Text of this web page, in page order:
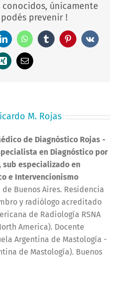
únicamente
prevenir !
LinkedInWhatsAppTumblrPinterestVk
Xing
Correo
electrónico
M. Rojas
de Diagnóstico Rojas -
en Diagnóstico por
sub especializado en
e Intervencionismo
Buenos Aires. Residencia
y radiólogo acreditado
de Radiología RSNA
America). Docente
Argentina de Mastología -
de Mastología). Buenos